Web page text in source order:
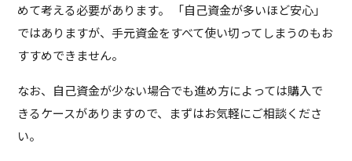
めて考える必要があります。 「自己資金が多いほど安心」
ではありますが、手元資金をすべて使い切ってしまうのもお
すすめできません。
なお、自己資金が少ない場合でも進め方によっては購入で
きるケースがありますので、まずはお気軽にご相談くださ
い。